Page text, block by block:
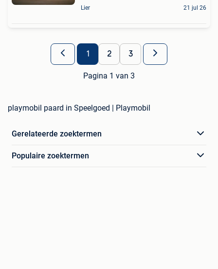
Lier 21 jul 26
1 2 3
Pagina 1 van 3
playmobil paard in Speelgoed | Playmobil
Gerelateerde zoektermen
Populaire zoektermen